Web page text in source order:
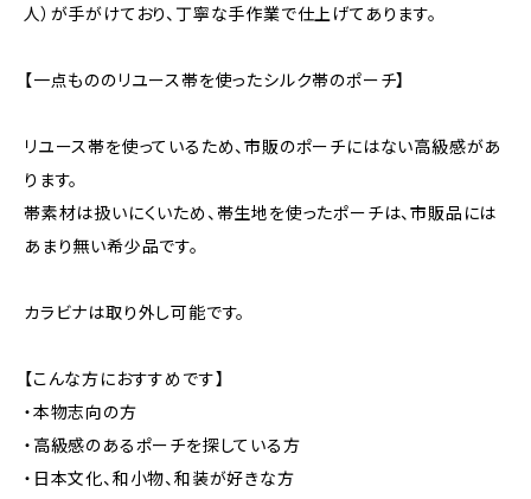
人）が手がけており、丁寧な手作業で仕上げてあります。
【一点もののリユース帯を使ったシルク帯のポーチ】
リユース帯を使っているため、市販のポーチにはない高級感があ
ります。
帯素材は扱いにくいため、帯生地を使ったポーチは、市販品には
あまり無い希少品です。
カラビナは取り外し可能です。
【こんな方におすすめです】
・本物志向の方
・高級感のあるポーチを探している方
・日本文化、和小物、和装が好きな方